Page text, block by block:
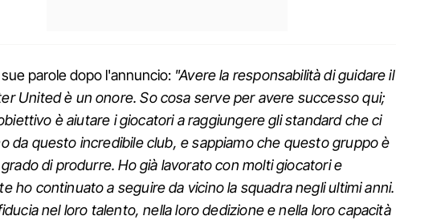
parole dopo l'annuncio: "Avere la responsabilità di guidare il
United è un onore. So cosa serve per avere successo qui;
è aiutare i giocatori a raggiungere gli standard che ci
da questo incredibile club, e sappiamo che questo gruppo è
di produrre. Ho già lavorato con molti giocatori e
ho continuato a seguire da vicino la squadra negli ultimi anni.
nel loro talento, nella loro dedizione e nella loro capacità